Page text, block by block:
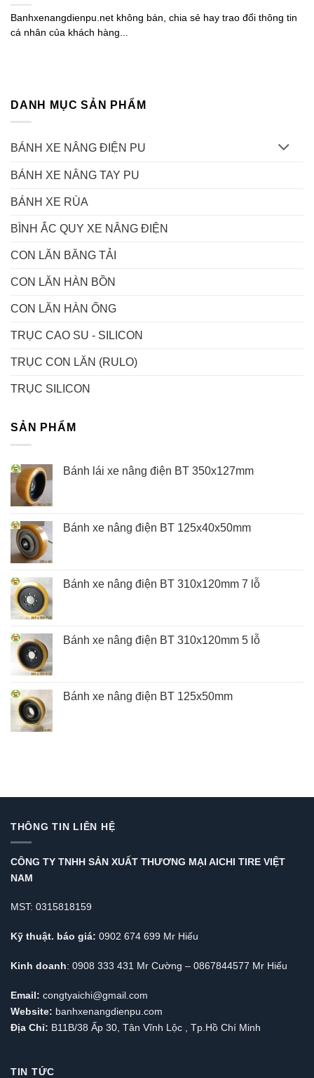
Banhxenangdienpu.net không bán, chia sẻ hay trao đổi thông tin
cá nhân của khách hàng...
DANH MỤC SẢN PHẨM
BÁNH XE NÂNG ĐIỆN PU
BÁNH XE NÂNG TAY PU
BÁNH XE RÙA
BÌNH ẮC QUY XE NÂNG ĐIỆN
CON LĂN BĂNG TẢI
CON LĂN HÀN BỒN
CON LĂN HÀN ỐNG
TRỤC CAO SU - SILICON
TRỤC CON LĂN (RULO)
TRỤC SILICON
SẢN PHẨM
Bánh lái xe nâng điện BT 350x127mm
Bánh xe nâng điện BT 125x40x50mm
Bánh xe nâng điện BT 310x120mm 7 lỗ
Bánh xe nâng điện BT 310x120mm 5 lỗ
Bánh xe nâng điện BT 125x50mm
THÔNG TIN LIÊN HỆ
CÔNG TY TNHH SẢN XUẤT THƯƠNG MẠI AICHI TIRE VIỆT
NAM
MST: 0315818159
Kỹ thuật. báo giá: 0902 674 699 Mr Hiếu
Kinh doanh: 0908 333 431 Mr Cường – 0867844577 Mr Hiếu
Email: congtyaichi@gmail.com
Website: banhxenangdienpu.com
Địa Chỉ: B11B/38 Ấp 30, Tân Vĩnh Lộc , Tp.Hồ Chí Minh
TIN TỨC